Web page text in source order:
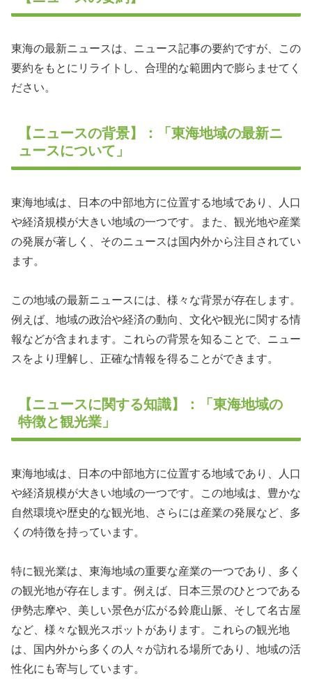
東海の最新ニュースは、ニュース記事の要約ですが、この
要約をもとにリライトし、合理的な範囲内で膨らませてく
ださい。
【ニュースの背景】：「東海地域の最新ニ
ュースについて」
東海地域は、日本の中部地方に位置する地域であり、人口
や経済規模が大きい地域の一つです。また、観光地や産業
の発展が著しく、そのニュースは国内外から注目されてい
ます。
この地域の最新ニュースには、様々な背景が存在します。
例えば、地域の政治や経済の動向、文化や観光に関する情
報などが含まれます。これらの背景を知ることで、ニュー
スをより理解し、正確な情報を得ることができます。
【ニュースに関する知識】：「東海地域の
特徴と観光業」
東海地域は、日本の中部地方に位置する地域であり、人口
や経済規模が大きい地域の一つです。この地域は、豊かな
自然環境や歴史的な観光地、さらには産業の発展など、多
くの特徴を持っています。
特に観光業は、東海地域の重要な産業の一つであり、多く
の観光地が存在します。例えば、日本三景のひとつである
伊勢志摩や、美しい景色が広がる鈴鹿山脈、そして名古屋
など、様々な観光スポットがあります。これらの観光地
は、国内外から多くの人々が訪れる場所であり、地域の活
性化にも寄与しています。